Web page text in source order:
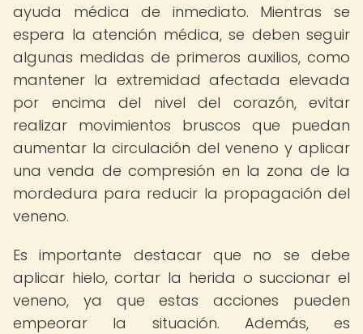
ayuda médica de inmediato. Mientras se
espera la atención médica, se deben seguir
algunas medidas de primeros auxilios, como
mantener la extremidad afectada elevada
por encima del nivel del corazón, evitar
realizar movimientos bruscos que puedan
aumentar la circulación del veneno y aplicar
una venda de compresión en la zona de la
mordedura para reducir la propagación del
veneno.
Es importante destacar que no se debe
aplicar hielo, cortar la herida o succionar el
veneno, ya que estas acciones pueden
empeorar la situación. Además, es